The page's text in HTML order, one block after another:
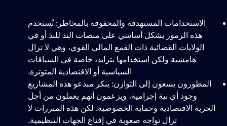
الاستخدامات المستهدفة والمحفوفة بالمخاطر: تُستخدم
هذه الرموز بشكل أساسي على منصات الند للند أو في
الولايات القضائية ذات القمع المالي القوي، وهي لا تزال
هامشية ولكن استخدامها يتزايد، خاصة في السياقات
السياسية أو الاقتصادية المتوترة.
المطورون يسعون إلى التوازن: ينكر مبدعو هذه المشاريع
وجود أي نية إجرامية، ويزعمون أنهم يعملون من أجل
الحرية الاقتصادية وحماية الخصوصية. لكن هذه المبررات لا
تزال تواجه صعوبة في إقناع الجهات التنظيمية.